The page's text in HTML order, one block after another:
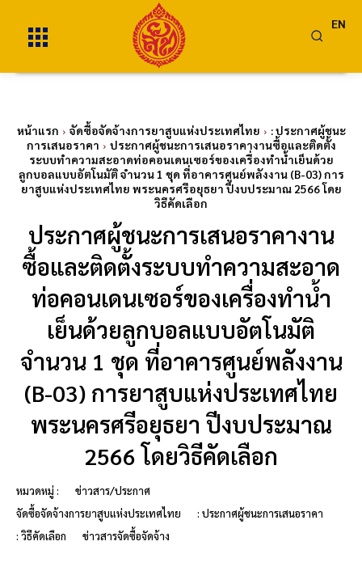
EN
หน้าแรก จัดซื้อจัดจ้างการยาสูบแห่งประเทศไทย
: ประกาศผู้ชนะ
การเสนอราคา
ประกาศผู้ชนะการเสนอราคางานซื้อและติดตั้ง
ระบบทำความสะอาดท่อคอนเดนเซอร์ของเครื่องทำน้ำเย็นด้วย
ลูกบอลแบบอัตโนมัติ จำนวน 1 ชุด ที่อาคารศูนย์พลังงาน (B-03) การ
ยาสูบแห่งประเทศไทย พระนครศรีอยุธยา ปีงบประมาณ 2566 โดย
วิธีคัดเลือก
ประกาศผู้ชนะการเสนอราคางาน
ซื้อและติดตั้งระบบทำความสะอาด
ท่อคอนเดนเซอร์ของเครื่องทำน้ำ
เย็นด้วยลูกบอลแบบอัตโนมัติ
จำนวน 1 ชุด ที่อาคารศูนย์พลังงาน
(B-03) การยาสูบแห่งประเทศไทย
พระนครศรีอยุธยา ปีงบประมาณ
2566 โดยวิธีคัดเลือก
หมวดหมู่ :
ข่าวสาร/ประกาศ
จัดซื้อจัดจ้างการยาสูบแห่งประเทศไทย
: ประกาศผู้ชนะการเสนอราคา
: วิธีคัดเลือก
ข่าวสารจัดซื้อจัดจ้าง